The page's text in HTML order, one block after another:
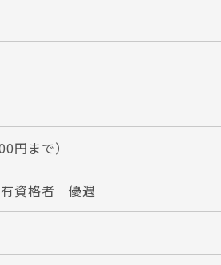
円まで）
有資格者 優遇